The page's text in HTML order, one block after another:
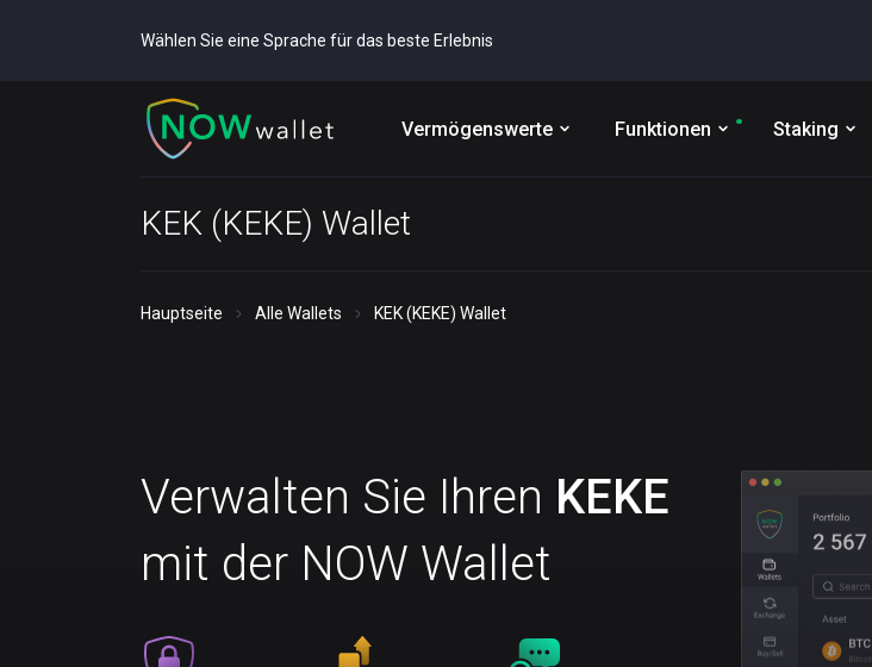
Wählen Sie eine Sprache für das beste Erlebnis
Vermögenswerte Funktionen Staking
KEK (KEKE) Wallet
Hauptseite Alle Wallets KEK (KEKE) Wallet
Verwalten Sie Ihren KEKE
mit der NOW Wallet